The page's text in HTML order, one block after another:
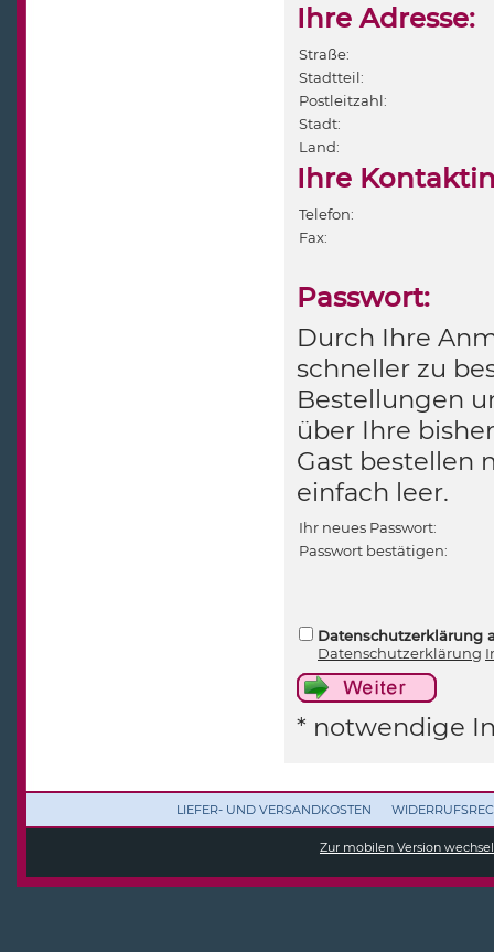
Ihre Adresse:
Straße:
Stadtteil:
Postleitzahl:
Stadt:
Land:
Ihre
Telefon:
Fax:
Passwort:
Durch Ihre
schneller zu
Bestellungen
über Ihre
Gast bestellen
einfach leer.
Ihr neues Passwort:
Passwort bestätigen:
Datenschutzerklärung
Datenschutzerklärung
* notwendige
LIEFER- UND VERSANDKOSTEN
Zur mobilen Version